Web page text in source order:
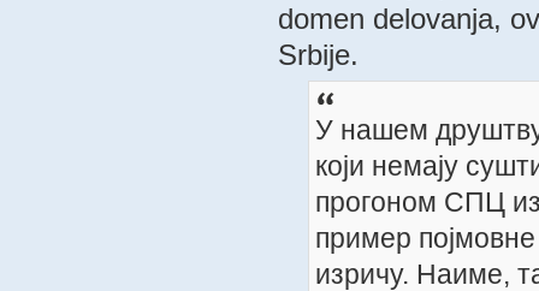
domen delovanja,
Srbije.
У нашем
који немају
прогоном СПЦ из
пример појмовне
изричу. Наиме,